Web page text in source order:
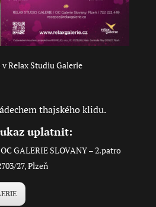
Relax Studiu Galerie
thajského klidu.
uplatnit:
GALERIE SLOVANY – 2.patro
27, Plzeň